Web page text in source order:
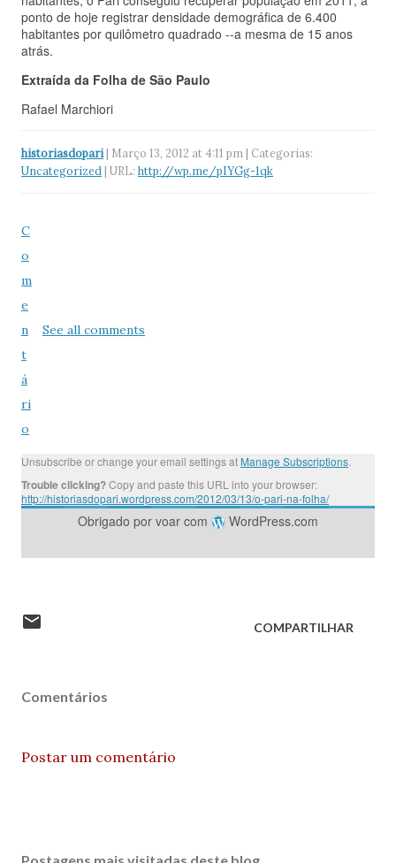
ponto de hoje registrar densidade demográfica de 6.400
habitantes por quilômetro quadrado --a mesma de 15 anos
atrás.
Extraída da Folha de São Paulo
Rafael Marchiori
historiasdopari| Março 13, 2012 at 4:11 pm | Categorias:
Uncategorized | URL: http://wp.me/pIYGg-1qk
C
o
m
e
n
t
á
ri
o
See all comments
Unsubscribe or change your email settings at Manage Subscriptions.
Trouble clicking?Copy and paste this URL into your browser:
http://historiasdopari.wordpress.com/2012/03/13/o-pari-na-folha/
Obrigado por voar com WordPress.com
COMPARTILHAR
Comentários
Postar um comentário